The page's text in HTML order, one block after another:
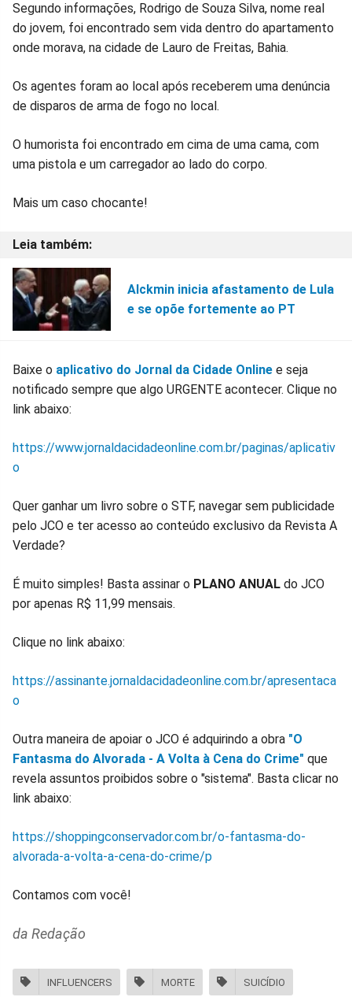
Segundo informações, Rodrigo de Souza Silva, nome real
do jovem, foi encontrado sem vida dentro do apartamento
onde morava, na cidade de Lauro de Freitas, Bahia.
Os agentes foram ao local após receberem uma denúncia
de disparos de arma de fogo no local.
O humorista foi encontrado em cima de uma cama, com
uma pistola e um carregador ao lado do corpo.
Mais um caso chocante!
Alckmin inicia afastamento de Lula
e se opõe fortemente ao PT
Baixe o aplicativo do Jornal da Cidade Online e seja
notificado sempre que algo URGENTE acontecer. Clique no
link abaixo:
https://www.jornaldacidadeonline.com.br/paginas/aplicativ
o
Quer ganhar um livro sobre o STF, navegar sem publicidade
pelo JCO e ter acesso ao conteúdo exclusivo da Revista A
Verdade?
É muito simples! Basta assinar o PLANO ANUAL do JCO
por apenas R$ 11,99 mensais.
Clique no link abaixo:
https://assinante.jornaldacidadeonline.com.br/apresentaca
o
Outra maneira de apoiar o JCO é adquirindo a obra "O
Fantasma do Alvorada - A Volta à Cena do Crime" que
revela assuntos proibidos sobre o "sistema". Basta clicar no
link abaixo:
https://shoppingconservador.com.br/o-fantasma-do-
alvorada-a-volta-a-cena-do-crime/p
Contamos com você!
da Redação
INFLUENCERS MORTE SUICÍDIO